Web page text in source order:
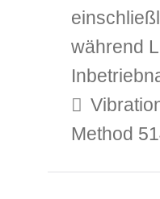
während
Method